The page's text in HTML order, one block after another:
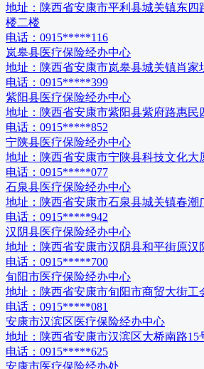
地址： 陕西省安康市平利县城关镇东四
楼二楼
电话： 0915*****116
岚皋县医疗保险经办中心
地址： 陕西省安康市岚皋县城关镇肖家
电话： 0915*****399
紫阳县医疗保险经办中心
地址： 陕西省安康市紫阳县紫府路惠民
电话： 0915*****852
宁陕县医疗保险经办中心
地址： 陕西省安康市宁陕县科技文化大
电话： 0915*****077
石泉县医疗保险经办中心
地址： 陕西省安康市石泉县城关镇春潮
电话： 0915*****942
汉阴县医疗保险经办中心
地址： 陕西省安康市汉阴县和平街原汉
电话： 0915*****700
旬阳市医疗保险经办中心
地址： 陕西省安康市旬阳市商贸大街工
电话： 0915*****081
安康市汉滨区医疗保险经办中心
地址： 陕西省安康市汉滨区大桥南路15
电话： 0915*****625
安康市医疗保险经办处